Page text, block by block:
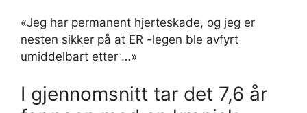
«Jeg har permanent hjerteskade, og jeg er
nesten sikker på at ER -legen ble avfyrt
umiddelbart etter …»
I gjennomsnitt tar det 7,6 år